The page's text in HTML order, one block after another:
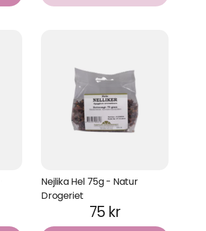
Nejlika Hel 75g - Natur
Drogeriet
75 kr